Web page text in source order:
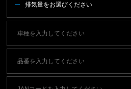
排気量をお選びください